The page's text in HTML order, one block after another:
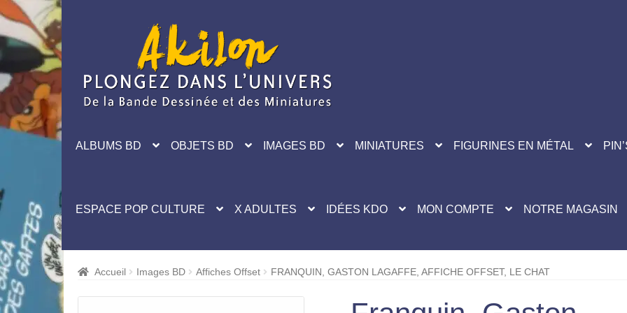
navigation
ALBUMS BD OBJETS BD IMAGES BD MINIATURES FIGURINES EN MÉTAL
ESPACE POP CULTURE X ADULTES IDÉES KDO MON COMPTE NOTRE MAGASIN
Accueil Images BD Affiches Offset FRANQUIN, GASTON LAGAFFE, AFFICHE OFFSET, LE CHAT